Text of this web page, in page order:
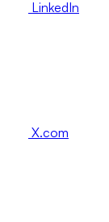
LinkedIn
X.com